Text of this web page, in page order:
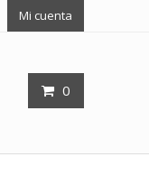
Mi cuenta
0